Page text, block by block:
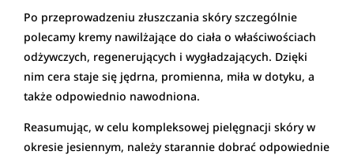
Po przeprowadzeniu złuszczania skóry szczególnie
polecamy kremy nawilżające do ciała o właściwościach
odżywczych, regenerujących i wygładzających. Dzięki
nim cera staje się jędrna, promienna, miła w dotyku, a
także odpowiednio nawodniona.
Reasumując, w celu kompleksowej pielęgnacji skóry w
okresie jesiennym, należy starannie dobrać odpowiednie